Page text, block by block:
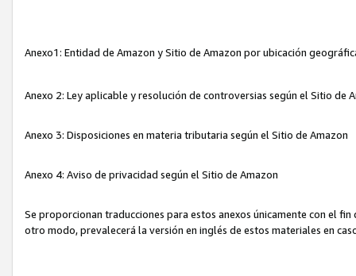
Anexo1: Entidad de Amazon y Sitio de Amazon por ubicación
Anexo 2: Ley aplicable y resolución de controversias según el Sitio de
Anexo 3: Disposiciones en materia tributaria según el Sitio de Amazon
Anexo 4: Aviso de privacidad según el Sitio de Amazon
Se proporcionan traducciones para estos anexos únicamente con el
otro modo, prevalecerá la versión en inglés de estos materiales en